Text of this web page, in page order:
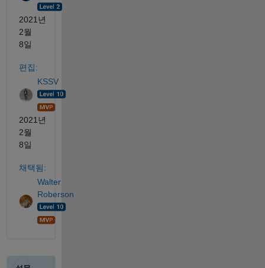
2021년
2월
8일
편집:
KSSV
2021년
2월
8일
채택됨:
Walter
Roberson